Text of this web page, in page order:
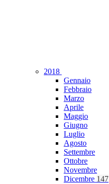
2018
Gennaio
Febbraio
Marzo
Aprile
Maggio
Giugno
Luglio
Agosto
Settembre
Ottobre
Novembre
Dicembre 147